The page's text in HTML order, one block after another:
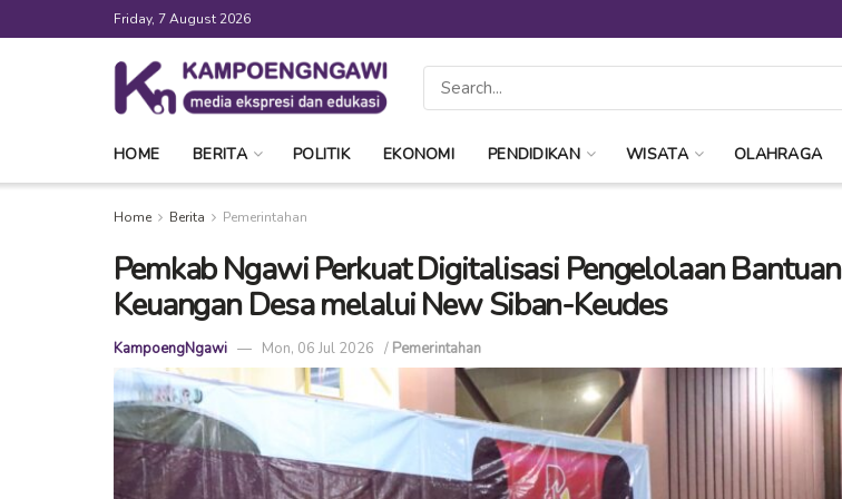
Friday, 7 August 2026
HOME BERITA POLITIK EKONOMI PENDIDIKAN WISATA OLAHRAGA
Home Berita Pemerintahan
Pemkab Ngawi Perkuat Digitalisasi Pengelolaan Bantuan
Keuangan Desa melalui New Siban-Keudes
KampoengNgawi Mon, 06 Jul 2026 / Pemerintahan